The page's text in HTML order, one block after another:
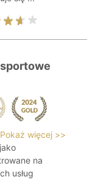
Pokaż więcej >>
na
usług